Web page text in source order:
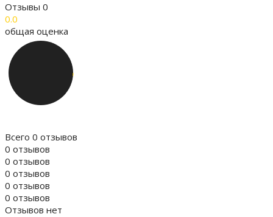
Отзывы 0
0.0
общая оценка
Всего 0 отзывов
0 отзывов
0 отзывов
0 отзывов
0 отзывов
0 отзывов
Отзывов нет